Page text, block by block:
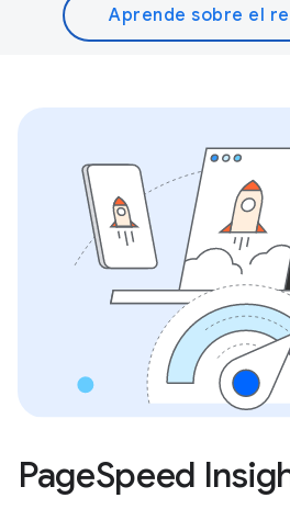
Aprende sobre el
PageSpeed